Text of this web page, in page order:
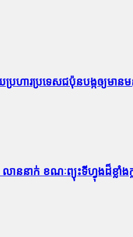
រហារប្រទេសជប៉ុនបង្កឲ្យមាន
ាននាក់ ខណៈព្យុះទីហ្វុងដ៏ខ្ល